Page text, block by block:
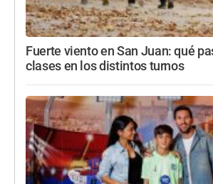
Fuerte viento en San Juan: qué
clases en los distintos turnos